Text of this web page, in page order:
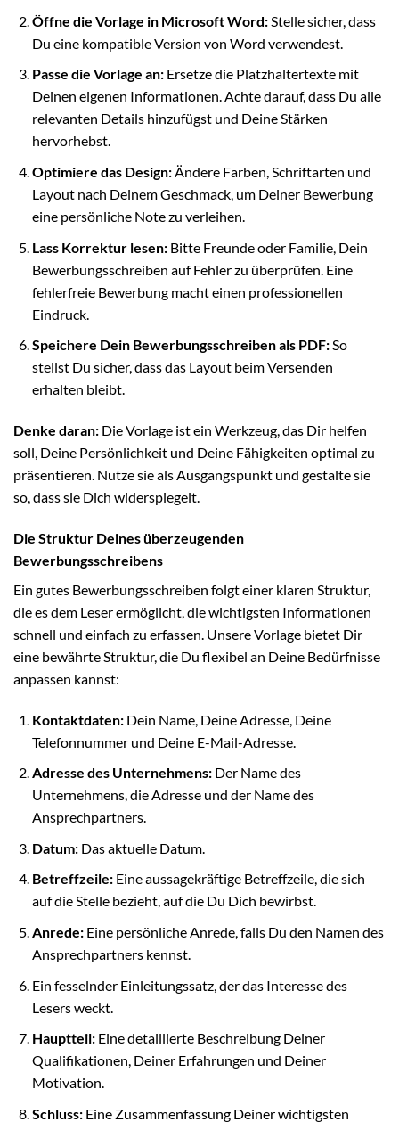
Öffne die Vorlage in Microsoft Word:Stelle sicher, dass
Du eine kompatible Version von Word verwendest.
Passe die Vorlage an:Ersetze die Platzhaltertexte mit
Deinen eigenen Informationen. Achte darauf, dass Du alle
relevanten Details hinzufügst und Deine Stärken
hervorhebst.
Optimiere das Design:Ändere Farben, Schriftarten und
Layout nach Deinem Geschmack, um Deiner Bewerbung
eine persönliche Note zu verleihen.
Lass Korrektur lesen:Bitte Freunde oder Familie, Dein
Bewerbungsschreiben auf Fehler zu überprüfen. Eine
fehlerfreie Bewerbung macht einen professionellen
Eindruck.
Speichere Dein Bewerbungsschreiben als PDF:So
stellst Du sicher, dass das Layout beim Versenden
erhalten bleibt.
Denke daran: Die Vorlage ist ein Werkzeug, das Dir helfen
soll, Deine Persönlichkeit und Deine Fähigkeiten optimal zu
präsentieren. Nutze sie als Ausgangspunkt und gestalte sie
so, dass sie Dich widerspiegelt.
Die Struktur Deines überzeugenden
Bewerbungsschreibens
Ein gutes Bewerbungsschreiben folgt einer klaren Struktur,
die es dem Leser ermöglicht, die wichtigsten Informationen
schnell und einfach zu erfassen. Unsere Vorlage bietet Dir
eine bewährte Struktur, die Du flexibel an Deine Bedürfnisse
anpassen kannst:
Kontaktdaten:Dein Name, Deine Adresse, Deine
Telefonnummer und Deine E-Mail-Adresse.
Adresse des Unternehmens:Der Name des
Unternehmens, die Adresse und der Name des
Ansprechpartners.
Datum:Das aktuelle Datum.
Betreffzeile:Eine aussagekräftige Betreffzeile, die sich
auf die Stelle bezieht, auf die Du Dich bewirbst.
Anrede:Eine persönliche Anrede, falls Du den Namen des
Ansprechpartners kennst.
Ein fesselnder Einleitungssatz, der das Interesse des
Lesers weckt.
Hauptteil:Eine detaillierte Beschreibung Deiner
Qualifikationen, Deiner Erfahrungen und Deiner
Motivation.
Schluss:Eine Zusammenfassung Deiner wichtigsten